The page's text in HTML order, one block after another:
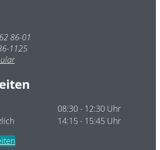
86-01
1125
08:30 - 12:30 Uhr
14:15 - 15:45 Uhr